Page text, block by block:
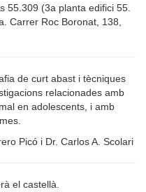
55.309 (3a planta edifici 55.
Carrer Roc Boronat, 138,
de curt abast i tècniques
relacionades amb
en adolescents, i amb
Picó i Dr. Carlos A. Scolari
el castellà.